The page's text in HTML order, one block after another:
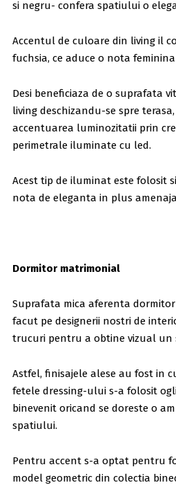
si negru- confera spatiului o
Accentul de culoare din living il
fuchsia, ce aduce o nota
Desi beneficiaza de o suprafata
living deschizandu-se spre
accentuarea luminozitatii prin
perimetrale iluminate cu led.
Acest tip de iluminat este folosit
nota de eleganta in plus
Dormitor matrimonial
Suprafata mica aferenta
facut pe designerii nostri de
trucuri pentru a obtine vizual un
Astfel, finisajele alese au fost in
fetele dressing-ului s-a folosit
binevenit oricand se doreste o
spatiului.
Pentru accent s-a optat pentru
model geometric din colectia